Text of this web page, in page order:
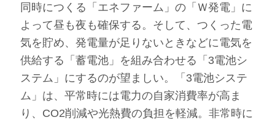
同時につくる「エネファーム」の「Ｗ発電」に
よって昼も夜も確保する。そして、つくった電
気を貯め、発電量が足りないときなどに電気を
供給する「蓄電池」を組み合わせる「3電池シ
ステム」にするのが望ましい。「3電池システ
ム」は、平常時には電力の自家消費率が高ま
り、CO2削減や光熱費の負担を軽減。非常時に